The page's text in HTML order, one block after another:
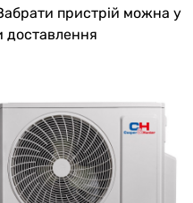
пристрій можна у
доставлення